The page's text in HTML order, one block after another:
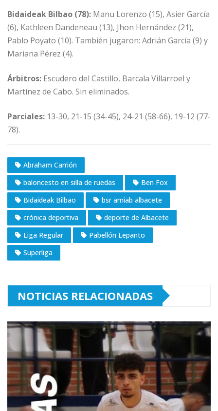
Bidaideak Bilbao (78): Manu Lorenzo (15), Asier García
(6), Kathleen Dandeneau (13), Jhon Hernández (21),
Pablo Poyato (10). También jugaron: Adrián García (9) y
Mariana Pérez (4).
Árbitros: Escudero del Castillo, Barcala Villarroel y
Martínez de Cabo. Sin eliminados.
Parciales: 13-30, 21-15 (34-45), 24-21 (58-66), 19-12 (77-
78).
Abraham Carrión
baloncesto en silla de ruedas
Ben Fox
Bidaideak Bilbao
bsr amiab albacete
crónica deportiva
deporte de Albacete
Liga Regular
Pabellón Lepanto
Superliga
NOTICIAS RELACIONADAS